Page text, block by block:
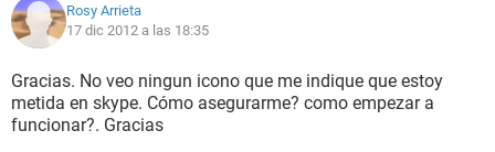
Rosy Arrieta
17 dic 2012 a las 18:35
Gracias. No veo ningun icono que me indique que estoy
metida en skype. Cómo asegurarme? como empezar a
funcionar?. Gracias